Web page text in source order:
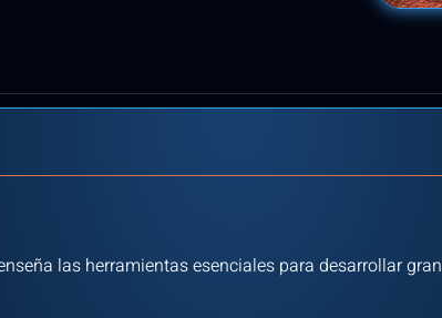
las herramientas esenciales para desarrollar